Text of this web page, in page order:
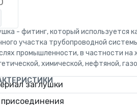
- фитинг, который используется
участка трубопроводной
промышленности, в частности
химической, нефтяной,
заглушки